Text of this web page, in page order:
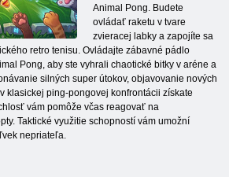
Animal Pong. Budete
ovládať raketu v tvare
zvieracej labky a zapojíte sa
retro tenisu. Ovládajte zábavné pádlo
Pong, aby ste vyhrali chaotické bitky v aréne a
silných super útokov, objavovanie nových
klasickej ping-pongovej konfrontácii získate
vám pomôže včas reagovať na
Taktické využitie schopností vám umožní
nepriateľa.